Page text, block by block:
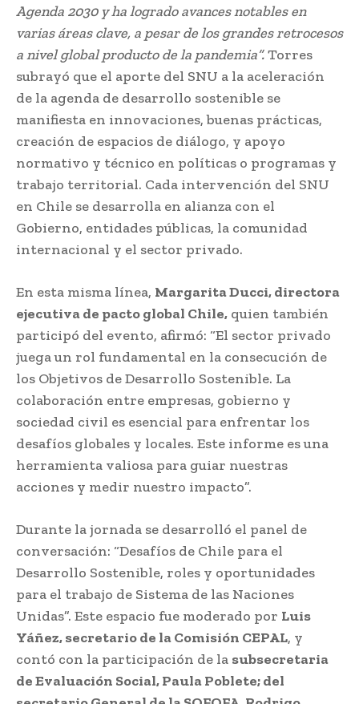
Agenda 2030 y ha logrado avances notables en
varias áreas clave, a pesar de los grandes retrocesos
a nivel global producto de la pandemia”.Torres
subrayó que el aporte del SNU a la aceleración
de la agenda de desarrollo sostenible se
manifiesta en innovaciones, buenas prácticas,
creación de espacios de diálogo, y apoyo
normativo y técnico en políticas o programas y
trabajo territorial. Cada intervención del SNU
en Chile se desarrolla en alianza con el
Gobierno, entidades públicas, la comunidad
internacional y el sector privado.
En esta misma línea, Margarita Ducci, directora
ejecutiva de pacto global Chile, quien también
participó del evento, afirmó: “El sector privado
juega un rol fundamental en la consecución de
los Objetivos de Desarrollo Sostenible. La
colaboración entre empresas, gobierno y
sociedad civil es esencial para enfrentar los
desafíos globales y locales. Este informe es una
herramienta valiosa para guiar nuestras
acciones y medir nuestro impacto”.
Durante la jornada se desarrolló el panel de
conversación: “Desafíos de Chile para el
Desarrollo Sostenible, roles y oportunidades
para el trabajo de Sistema de las Naciones
Unidas”. Este espacio fue moderado por Luis
Yáñez, secretario de la Comisión CEPAL, y
contó con la participación de la subsecretaria
de Evaluación Social, Paula Poblete; del